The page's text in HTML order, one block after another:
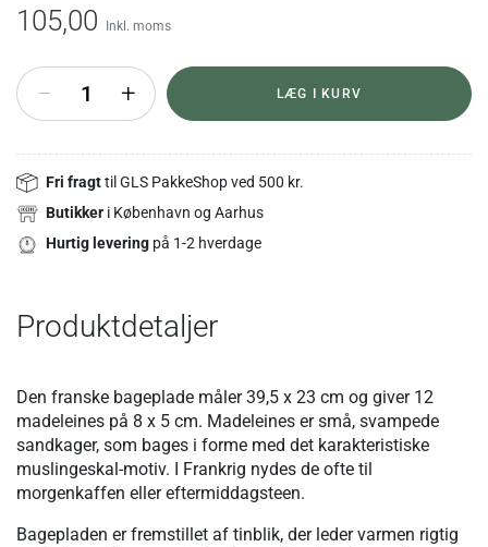
105,00 Inkl. moms
+ LÆG I KURV
Fri fragttil GLS PakkeShop ved 500 kr.
Butikker i København og Aarhus
Hurtig levering på 1-2 hverdage
Produktdetaljer
Den franske bageplade måler 39,5 x 23 cm og giver 12
madeleines på 8 x 5 cm. Madeleines er små, svampede
sandkager, som bages i forme med det karakteristiske
muslingeskal-motiv. I Frankrig nydes de ofte til
morgenkaffen eller eftermiddagsteen.
Bagepladen er fremstillet af tinblik, der leder varmen rigtig